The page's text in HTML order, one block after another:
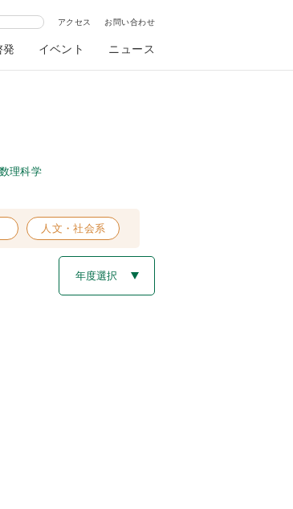
アクセス お問い合わせ
発 イベント ニュース
理科学
人文・社会系